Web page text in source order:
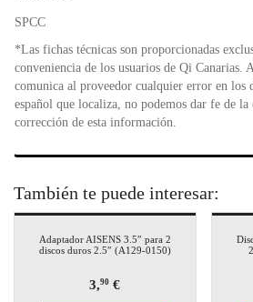
SPCC
*Las fichas técnicas son proporcionadas
conveniencia de los usuarios de Qi Canarias.
comunica al proveedor cualquier error en los
español que localiza, no podemos dar fe de
corrección de esta información.
También te puede interesar:
Adaptador AISENS 3.5″ para 2
discos duros 2.5″ (A129-0150)
3,90 €